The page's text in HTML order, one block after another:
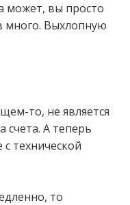
может, вы просто
много. Выхлопную
то, не является
счета. А теперь
технической
то